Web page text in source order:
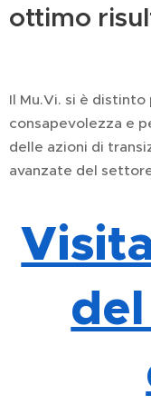
ottimo
Il Mu.Vi. si è
consapevolezza e
delle azioni di
avanzate del